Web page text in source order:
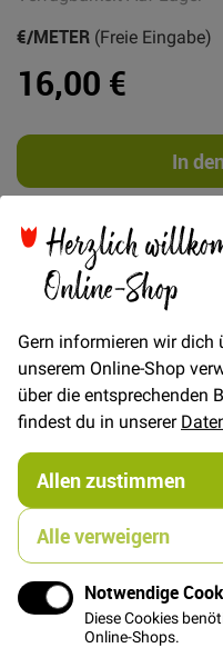
Herzlich
Online-Shop
Gern informieren wir dich
unserem Online-Shop
über die entsprechenden
findest du in unserer
Allen zustimmen
Alle verweigern
Notwendige
Diese Cookies
Online-Shops.
16,00 €
€/METER (Freie Eingabe)
In
Details
Weicher TENCEL ™
und leichtem Glanz
TENCEL ™ ist eine
österreichischen
1) TENCEL ™ Modal-
Birkenholz aus
aus Österreich und
regulärem Modal
kann aus Fasern
2) Die TENCEL ™
abbaubar.